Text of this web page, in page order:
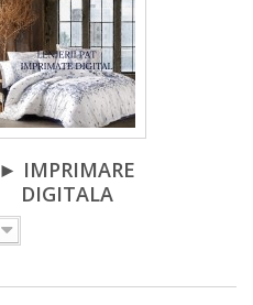
► IMPRIMARE
DIGITALA